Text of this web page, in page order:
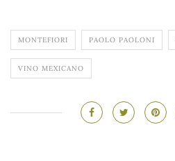
MONTEFIORI PAOLO PAOLONI
VINO MEXICANO